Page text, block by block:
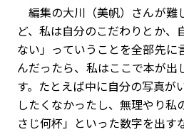
編集の大川（美帆）さんが難
ど、私は自分のこだわりとか、
ない」っていうことを全部先に
んだったら、私はここで本が出
す。たとえば中に自分の写真が
したくなかったし、無理やり私
さじ何杯」といった数字を出す